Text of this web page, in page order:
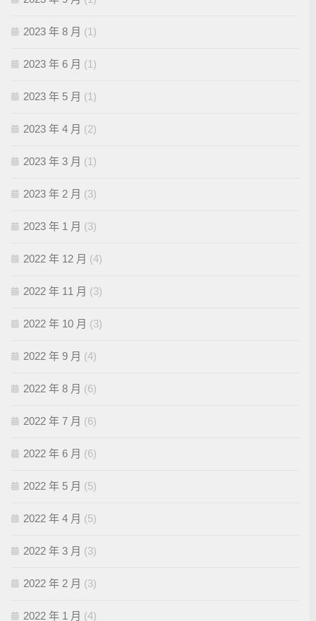
2023 年 8 月 (1)
2023 年 6 月 (1)
2023 年 5 月 (1)
2023 年 4 月 (2)
2023 年 3 月 (1)
2023 年 2 月 (3)
2023 年 1 月 (3)
2022 年 12 月 (4)
2022 年 11 月 (3)
2022 年 10 月 (3)
2022 年 9 月 (4)
2022 年 8 月 (6)
2022 年 7 月 (6)
2022 年 6 月 (6)
2022 年 5 月 (5)
2022 年 4 月 (5)
2022 年 3 月 (3)
2022 年 2 月 (3)
2022 年 1 月 (4)